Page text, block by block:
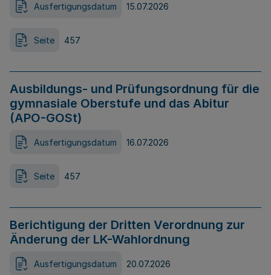
Ausfertigungsdatum 15.07.2026
Seite 457
Ausbildungs- und Prüfungsordnung für die
gymnasiale Oberstufe und das Abitur
(APO-GOSt)
Ausfertigungsdatum 16.07.2026
Seite 457
Berichtigung der Dritten Verordnung zur
Änderung der LK-Wahlordnung
Ausfertigungsdatum 20.07.2026